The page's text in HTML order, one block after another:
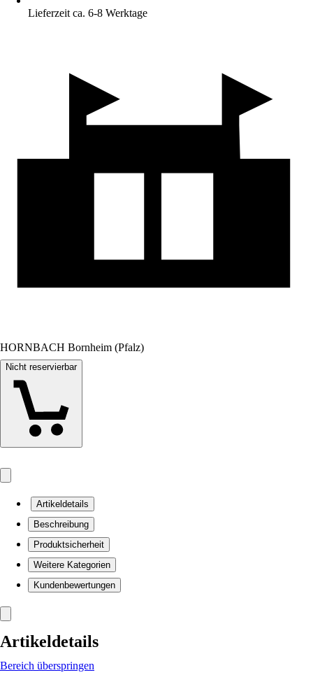
Lieferzeit ca. 6-8 Werktage
HORNBACH Bornheim (Pfalz)
Nicht reservierbar
Artikeldetails
Beschreibung
Produktsicherheit
Weitere Kategorien
Kundenbewertungen
Artikeldetails
Bereich überspringen